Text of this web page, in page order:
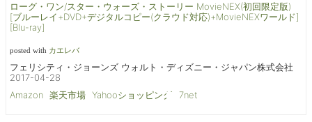
ローグ・ワン/スター・ウォーズ・ストーリー MovieNEX(初回限定版)
[ブルーレイ+DVD+デジタルコピー(クラウド対応)+MovieNEXワールド]
[Blu-ray]
posted with カエレバ
フェリシティ・ジョーンズ ウォルト・ディズニー・ジャパン株式会社
2017-04-28
Amazon 楽天市場 Yahooショッピング 7net